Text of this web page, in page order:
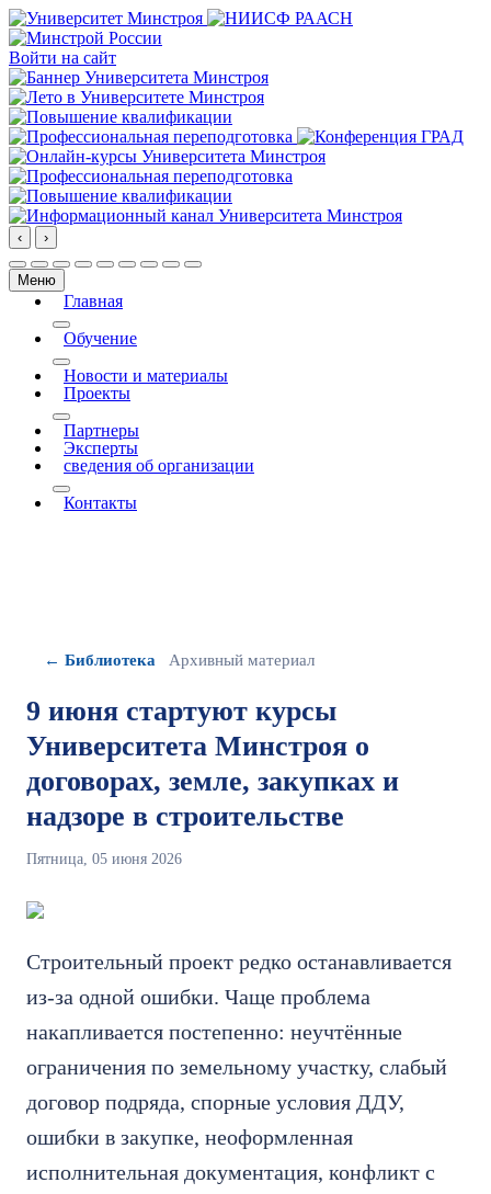
Войти на сайт
‹ ›
Меню
Главная
More about: Главная
Обучение
More about: Обучение
Новости и материалы
Проекты
More about: Проекты
Партнеры
Эксперты
сведения об организации
More about: сведения об организации
Контакты
← Библиотека Архивный материал
9 июня стартуют курсы
Университета Минстроя о
договорах, земле, закупках и
надзоре в строительстве
Пятница, 05 июня 2026
Строительный проект редко останавливается
из-за одной ошибки. Чаще проблема
накапливается постепенно: неучтённые
ограничения по земельному участку, слабый
договор подряда, спорные условия ДДУ,
ошибки в закупке, неоформленная
исполнительная документация, конфликт с